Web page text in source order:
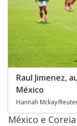
Raul Jimenez,
México
Hannah Mckay/
México e